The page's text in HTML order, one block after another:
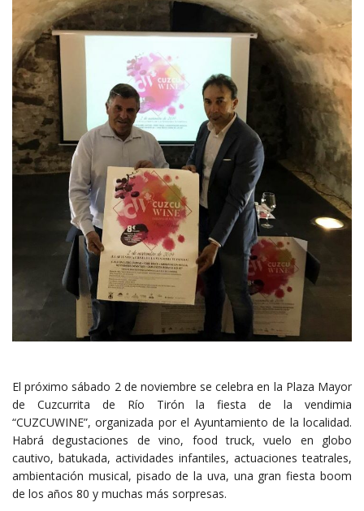
El próximo sábado 2 de noviembre se celebra en la Plaza Mayor
de Cuzcurrita de Río Tirón la fiesta de la vendimia
“CUZCUWINE”, organizada por el Ayuntamiento de la localidad.
Habrá degustaciones de vino, food truck, vuelo en globo
cautivo, batukada, actividades infantiles, actuaciones teatrales,
ambientación musical, pisado de la uva, una gran fiesta boom
de los años 80 y muchas más sorpresas.